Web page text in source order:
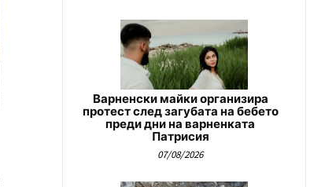
Варненски майки организира
протест след загубата на бебето
преди дни на варненката
Патрисия
07/08/2026